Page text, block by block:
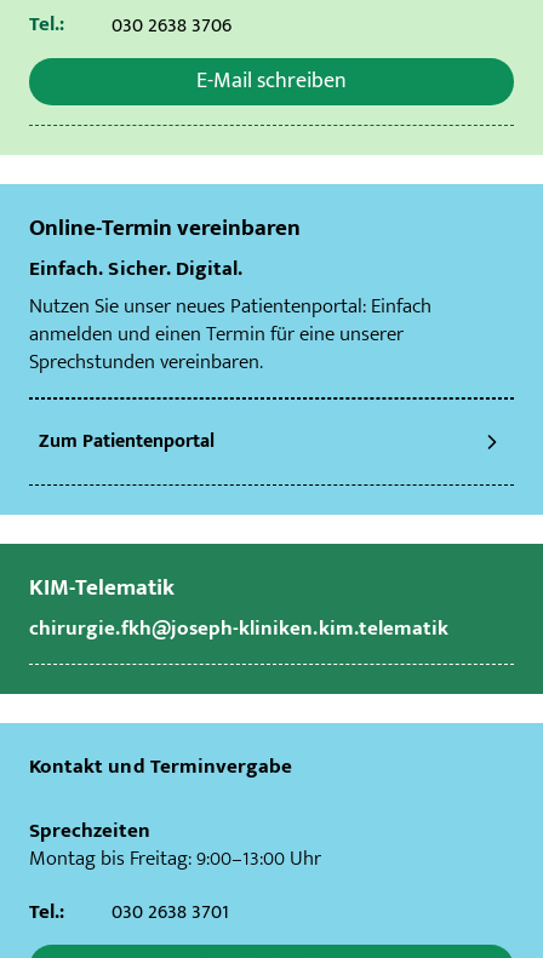
Tel.: 030 2638 3706
E-Mail schreiben
Online-Termin vereinbaren
Einfach. Sicher. Digital.
Nutzen Sie unser neues Patientenportal: Einfach
anmelden und einen Termin für eine unserer
Sprechstunden vereinbaren.
Zum Patientenportal
KIM-Telematik
chirurgie.fkh@joseph-kliniken.kim.telematik
Kontakt und Terminvergabe
Sprechzeiten
Montag bis Freitag: 9:00–13:00 Uhr
Tel.:
030 2638 3701